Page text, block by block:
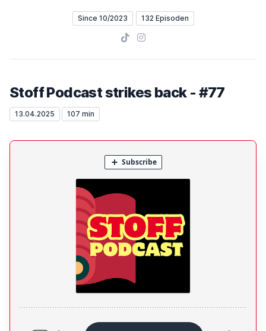
Since 10/2023 132 Episoden
TikTokInstagram
Stoff Podcast strikes back - #77
13.04.2025 107 min